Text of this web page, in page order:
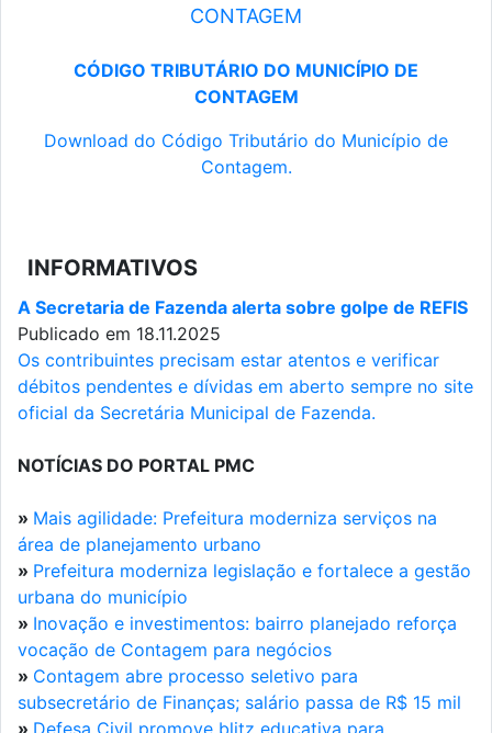
CONTAGEM
CÓDIGO TRIBUTÁRIO DO MUNICÍPIO DE
CONTAGEM
Download do Código Tributário do Município de
Contagem.
INFORMATIVOS
A Secretaria de Fazenda alerta sobre golpe de REFIS
Publicado em 18.11.2025
Os contribuintes precisam estar atentos e verificar
débitos pendentes e dívidas em aberto sempre no site
oficial da Secretária Municipal de Fazenda.
NOTÍCIAS DO PORTAL PMC
» Mais agilidade: Prefeitura moderniza serviços na
área de planejamento urbano
» Prefeitura moderniza legislação e fortalece a gestão
urbana do município
» Inovação e investimentos: bairro planejado reforça
vocação de Contagem para negócios
» Contagem abre processo seletivo para
subsecretário de Finanças; salário passa de R$ 15 mil